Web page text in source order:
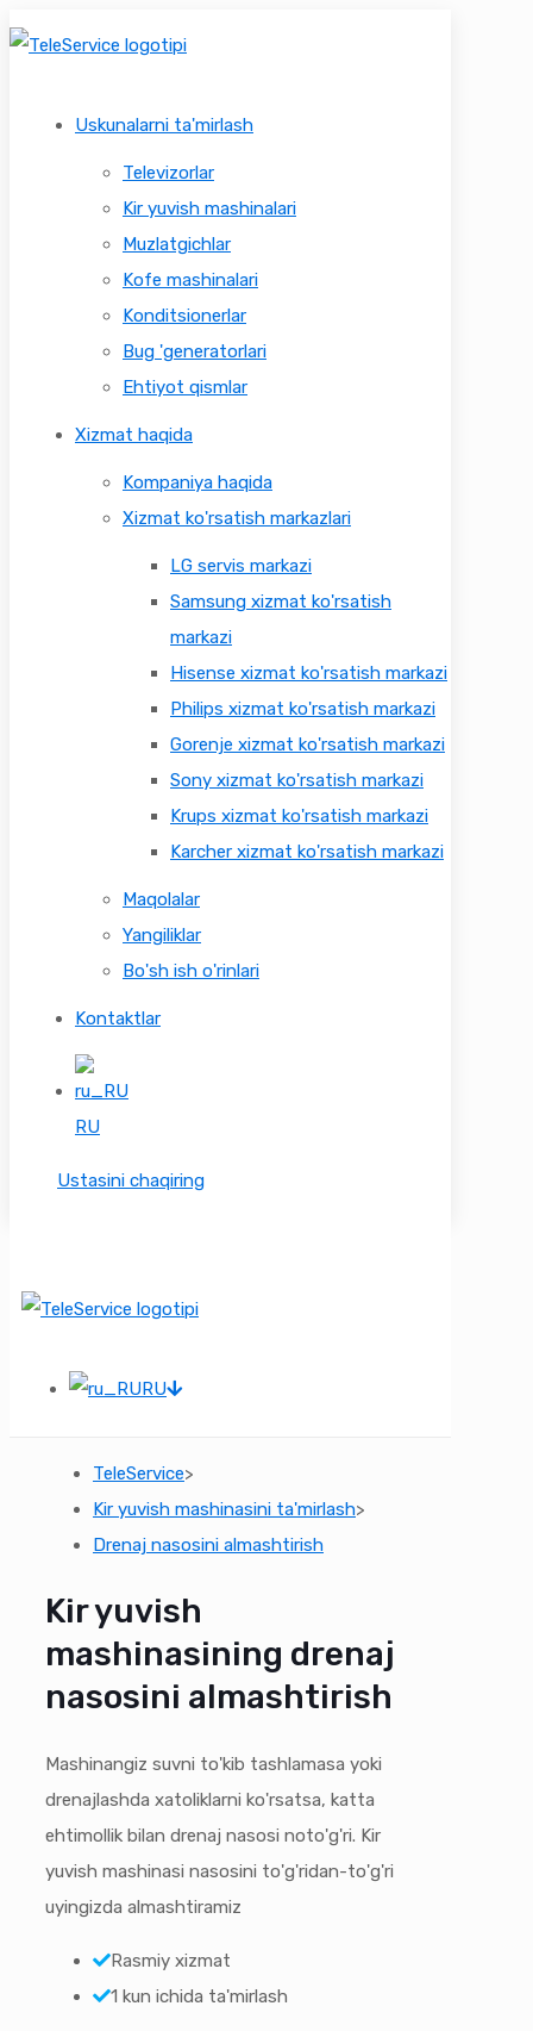
Uskunalarni ta'mirlash
Televizorlar
Kir yuvish mashinalari
Muzlatgichlar
Kofe mashinalari
Konditsionerlar
Bug 'generatorlari
Ehtiyot qismlar
Xizmat haqida
Kompaniya haqida
Xizmat ko'rsatish markazlari
LG servis markazi
Samsung xizmat ko'rsatish
markazi
Hisense xizmat ko'rsatish markazi
Philips xizmat ko'rsatish markazi
Gorenje xizmat ko'rsatish markazi
Sony xizmat ko'rsatish markazi
Krups xizmat ko'rsatish markazi
Karcher xizmat ko'rsatish markazi
Maqolalar
Yangiliklar
Bo'sh ish o'rinlari
Kontaktlar
RU
Ustasini chaqiring
RU
TeleService>
Kir yuvish mashinasini ta'mirlash>
Drenaj nasosini almashtirish
Kir yuvish
mashinasining drenaj
nasosini almashtirish
Mashinangiz suvni to'kib tashlamasa yoki
drenajlashda xatoliklarni ko'rsatsa, katta
ehtimollik bilan drenaj nasosi noto'g'ri. Kir
yuvish mashinasi nasosini to'g'ridan-to'g'ri
uyingizda almashtiramiz
Rasmiy xizmat
1 kun ichida ta'mirlash